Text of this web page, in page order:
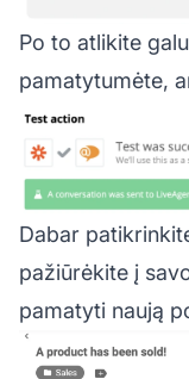
Po to atlikite
pamatytumėte,
Dabar
pažiūrėkite į
pamatyti naują